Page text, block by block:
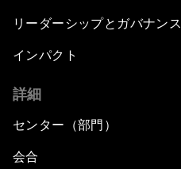
リーダーシップとガバナンス
インパクト
詳細
センター（部門）
会合